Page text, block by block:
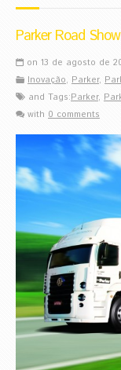
Parker Road
on 13 de agosto de
Inovação, Parker,
and Tags:Parker,
with 0 comments